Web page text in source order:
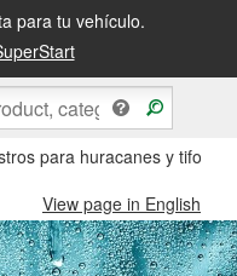
para tu vehículo.
para huracanes y
View page in English